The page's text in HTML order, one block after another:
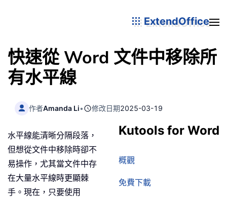
ExtendOffice
快速從 Word 文件中移除所
有水平線
作者Amanda Li• 修改日期2025-03-19
Kutools for Word
概觀
免費下載
水平線能清晰分隔段落，
但想從文件中移除時卻不
易操作，尤其當文件中存
在大量水平線時更顯棘
手。現在，只要使用